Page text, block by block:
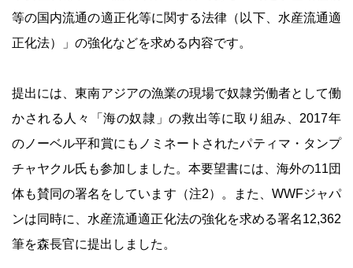
等の国内流通の適正化等に関する法律（以下、水産流通適
正化法）」の強化などを求める内容です。
提出には、東南アジアの漁業の現場で奴隷労働者として働
かされる人々「海の奴隷」の救出等に取り組み、2017年
のノーベル平和賞にもノミネートされたパティマ・タンプ
チャヤクル氏も参加しました。本要望書には、海外の11団
体も賛同の署名をしています（注2）。また、WWFジャパ
ンは同時に、水産流通適正化法の強化を求める署名12,362
筆を森長官に提出しました。